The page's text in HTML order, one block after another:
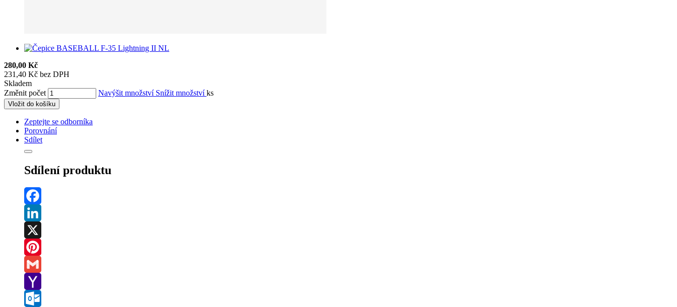
280,00 Kč
231,40 Kč bez DPH
Skladem
Změnit počet
Navýšit množství Snížit množstvíks
Vložit do košíku
Zeptejte se odborníka
Porovnání
Sdílet
Sdílení produktu
Facebook
LinkedIn
X
Pinterest
Gmail
Yahoo